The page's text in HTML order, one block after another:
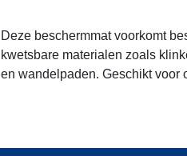
Deze beschermmat voorkomt
kwetsbare materialen zoals
en wandelpaden. Geschikt voor